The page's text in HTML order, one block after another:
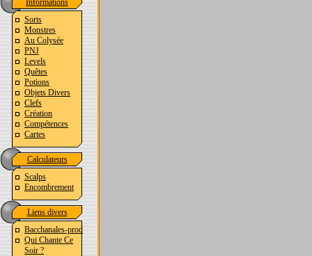
Informations
Sorts
Monstres
Au Colysée
PNJ
Levels
Quêtes
Potions
Objets Divers
Clefs
Création
Compétences
Cartes
Calculateurs
Scalps
Encombrement
Liens divers
Bacchanales-prod
Qui Chante Ce
Soir ?